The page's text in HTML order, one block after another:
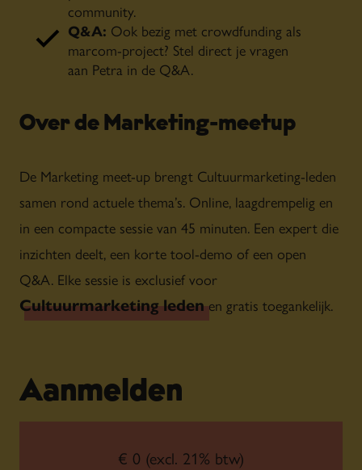
community.
Q&A: Ook bezig met crowdfunding als
marcom-project? Stel direct je vragen
aan Petra in de Q&A.
Over de Marketing-meetup
De Marketing meet-up brengt Cultuurmarketing-leden
samen rond actuele thema’s. Online, laagdrempelig en
in een compacte sessie van 45 minuten. Een expert die
inzichten deelt, een korte tool-demo of een open
Q&A. Elke sessie is exclusief voor
Cultuurmarketing ledenen gratis toegankelijk.
Aanmelden
€ 0 (excl. 21% btw)